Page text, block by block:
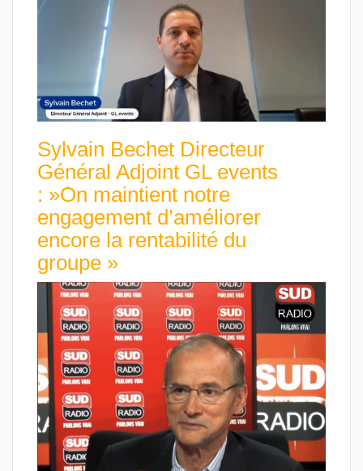
Sylvain Bechet Directeur
Général Adjoint GL events
: »On maintient notre
engagement d’améliorer
encore la rentabilité du
groupe »